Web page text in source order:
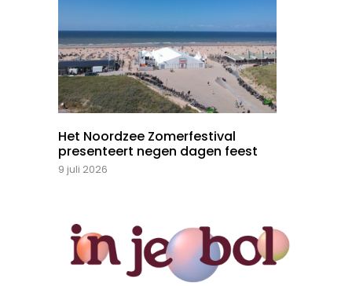
Het Noordzee Zomerfestival
presenteert negen dagen feest
9 juli 2026